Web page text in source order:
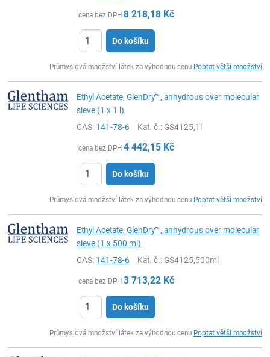
cena bez DPH 8 218,18 Kč
Do košíku
Průmyslová množství látek za výhodnou cenu Poptat větší množství
Ethyl Acetate, GlenDry™, anhydrous over molecular
sieve (1 x 1 l)
CAS: 141-78-6 Kat. č.: GS4125,1l
cena bez DPH 4 442,15 Kč
Do košíku
Průmyslová množství látek za výhodnou cenu Poptat větší množství
Ethyl Acetate, GlenDry™, anhydrous over molecular
sieve (1 x 500 ml)
CAS: 141-78-6 Kat. č.: GS4125,500ml
cena bez DPH 3 713,22 Kč
Do košíku
Průmyslová množství látek za výhodnou cenu Poptat větší množství